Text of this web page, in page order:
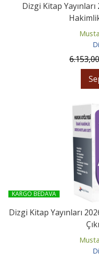
Dizgi Kitap
6.153,00
KARGO BEDAVA
Dizgi Kitap Yayınları